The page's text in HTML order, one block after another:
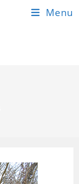
Menu